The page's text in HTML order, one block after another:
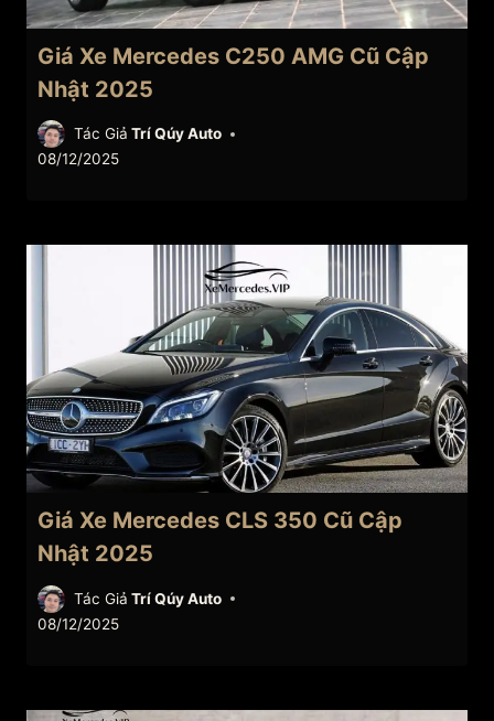
Giá Xe Mercedes C250 AMG Cũ Cập
Nhật 2025
Tác Giả Trí Qúy Auto
08/12/2025
Giá Xe Mercedes CLS 350 Cũ Cập
Nhật 2025
Tác Giả Trí Qúy Auto
08/12/2025